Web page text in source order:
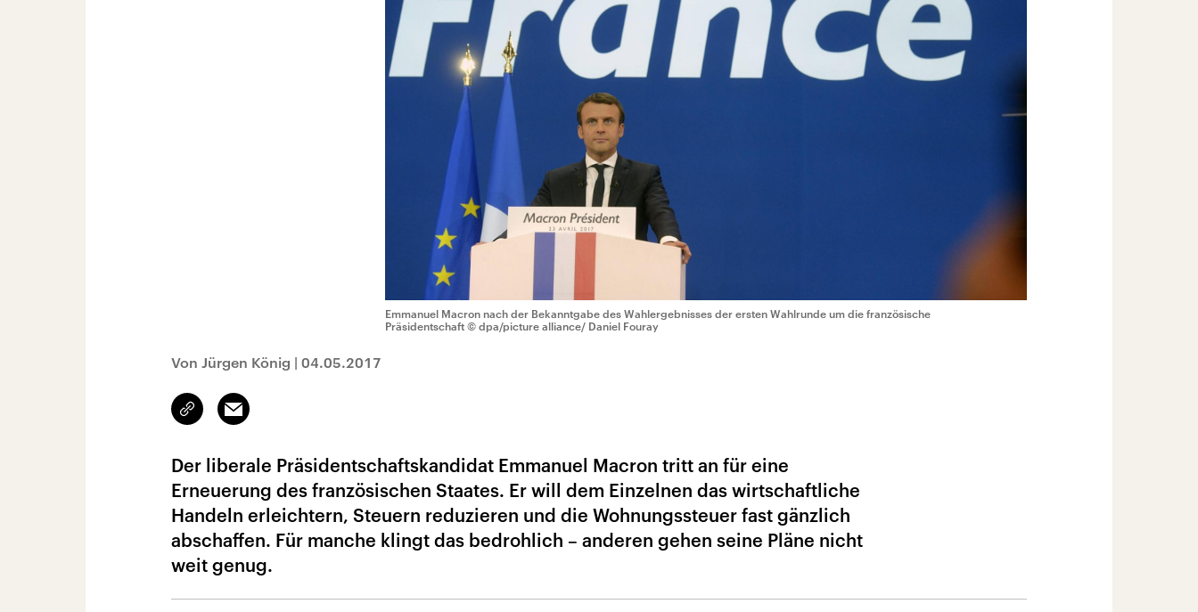
Emmanuel Macron nach der Bekanntgabe des Wahlergebnisses der ersten Wahlrunde um die französische
Präsidentschaft © dpa/picture alliance/ Daniel Fouray
Von Jürgen König | 04.05.2017
Link
kopieren/teilen
Email
Der liberale Präsidentschaftskandidat Emmanuel Macron tritt an für eine
Erneuerung des französischen Staates. Er will dem Einzelnen das wirtschaftliche
Handeln erleichtern, Steuern reduzieren und die Wohnungssteuer fast gänzlich
abschaffen. Für manche klingt das bedrohlich – anderen gehen seine Pläne nicht
weit genug.